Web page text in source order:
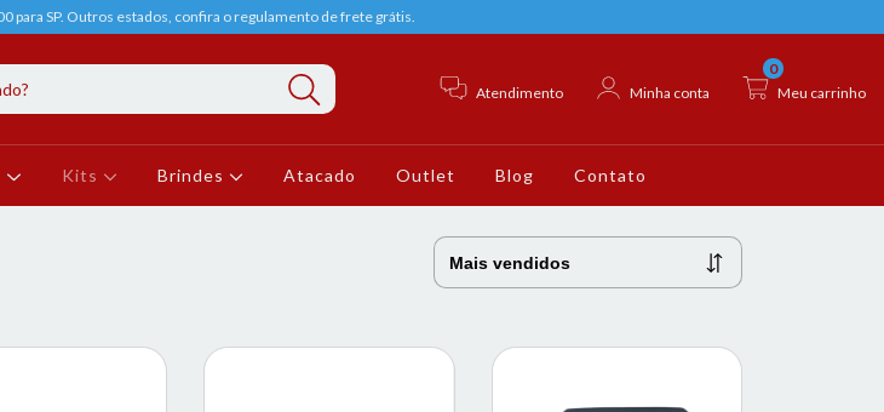
para SP. Outros estados, confira o regulamento de frete grátis.
Atendimento Minha conta Meu carrinho
0
Kits Brindes Atacado Outlet Blog Contato